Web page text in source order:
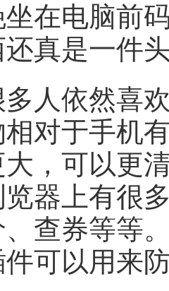
在电脑前
真是一件
人依然喜
对于手机
，可以更
器上有很
查券等等
可以用来